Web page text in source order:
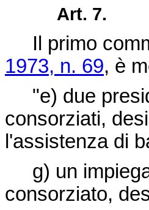
Art. 7.
Il primo
1973, n. 69, è
"e) due
consorziati,
l'assistenza di
g) un
consorziato,